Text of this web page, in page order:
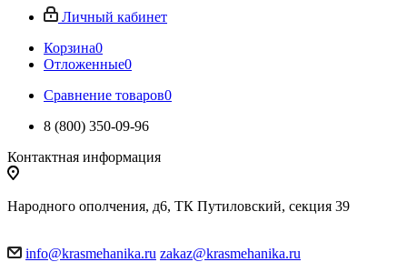
Личный кабинет
Корзина0
Отложенные0
Сравнение товаров0
8 (800) 350-09-96
Контактная информация
Народного ополчения, д6, ТК Путиловский, секция 39
info@krasmehanika.ru zakaz@krasmehanika.ru